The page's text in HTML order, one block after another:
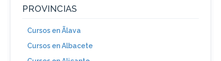
PROVINCIAS
Cursos en Ãlava
Cursos en Albacete